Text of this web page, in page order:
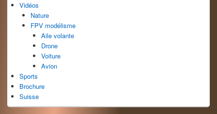
Vidéos
Nature
FPV modélisme
Aile volante
Drone
Voiture
Avion
Sports
Brochure
Suisse